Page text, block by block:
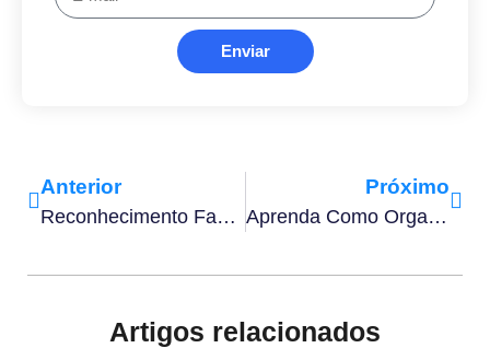
Enviar
Anterior
Reconhecimento Facial No Marketing: Entenda Como Funciona
Próximo
Aprenda Como Organizar Tarefas De Trabalho Em 14 Dicas Práticas
Artigos relacionados